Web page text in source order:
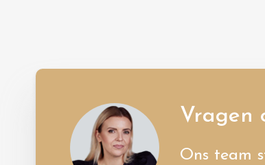
Vragen
Ons team